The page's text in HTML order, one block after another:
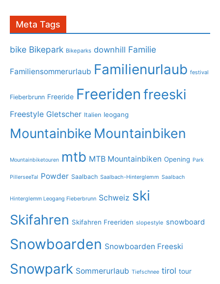
Meta Tags
bike Bikepark Bikeparks downhill Familie
Familiensommerurlaub Familienurlaub festival
Fieberbrunn Freeride Freeriden freeski
Freestyle Gletscher Italien leogang
Mountainbike Mountainbiken
Mountainbiketouren mtb MTB Mountainbiken Opening Park
PillerseeTal Powder Saalbach Saalbach-Hinterglemm Saalbach
Hinterglemm Leogang Fieberbrunn Schweiz ski
Skifahren Skifahren Freeriden slopestyle snowboard
Snowboarden Snowboarden Freeski
Snowpark Sommerurlaub Tiefschnee tirol tour